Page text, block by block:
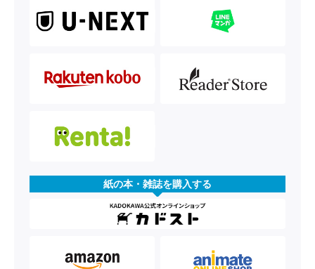
紙の本・雑誌を購入する